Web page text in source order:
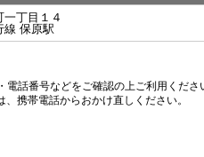
丁目１４
線 保原駅
話番号などをご確認の上ご利用くださ
携帯電話からおかけ直しください。